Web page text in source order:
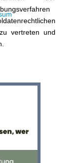
vertreten und